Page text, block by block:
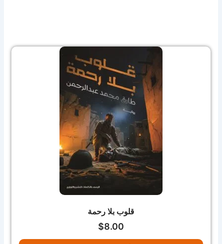
قلوب بلا رحمة
$8.00